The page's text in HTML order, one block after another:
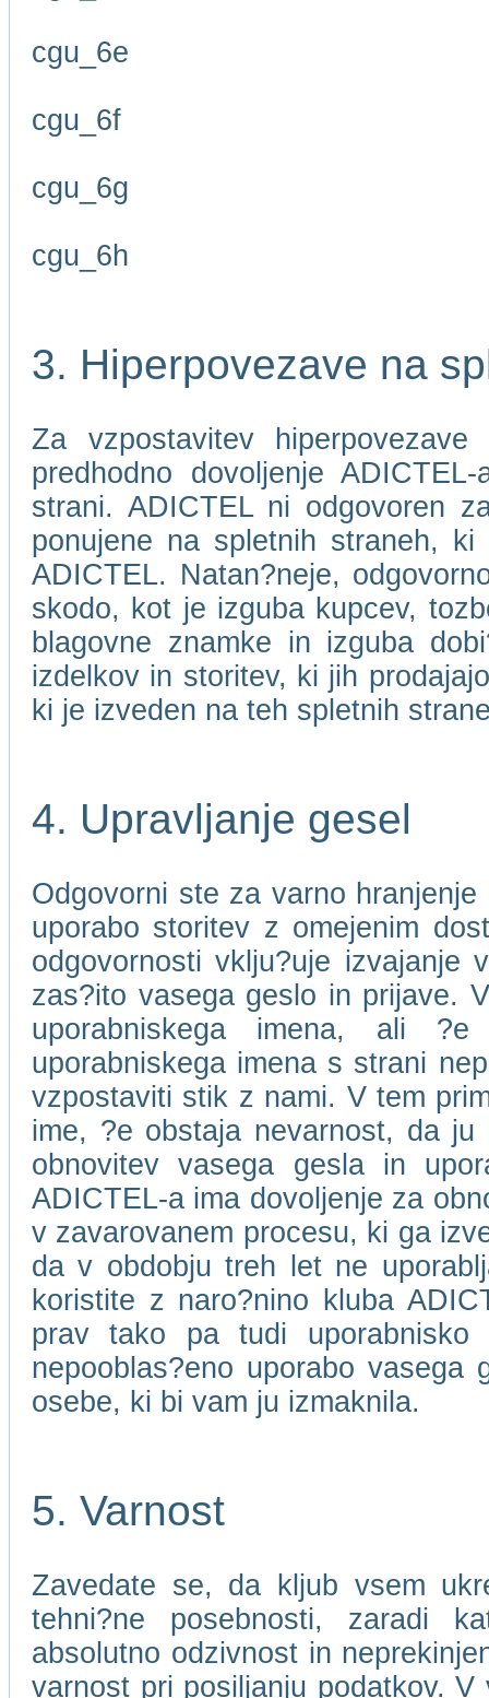
cgu_6e
cgu_6f
cgu_6g
cgu_6h
3. Hiperpovezave na
Za vzpostavitev
predhodno dovoljenje
strani. ADICTEL ni odgovoren
ponujene na spletnih straneh,
ADICTEL. Natan?neje,
skodo, kot je izguba kupcev,
blagovne znamke in izguba
izdelkov in storitev, ki jih
ki je izveden na teh spletnih
4. Upravljanje gesel
Odgovorni ste za varno
uporabo storitev z omejenim
odgovornosti vklju?uje izvajanje
zas?ito vasega geslo in prijave.
uporabniskega imena, ali
uporabniskega imena s strani
vzpostaviti stik z nami. V tem
ime, ?e obstaja nevarnost, da
obnovitev vasega gesla in
ADICTEL-a ima dovoljenje za
v zavarovanem procesu, ki ga
da v obdobju treh let ne
koristite z naro?nino kluba
prav tako pa tudi
nepooblas?eno uporabo
osebe, ki bi vam ju izmaknila.
5. Varnost
Zavedate se, da kljub vsem
tehni?ne posebnosti, zaradi
absolutno odzivnost in
varnost pri posiljanju podatkov.